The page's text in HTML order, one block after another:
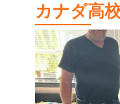
カナダ高